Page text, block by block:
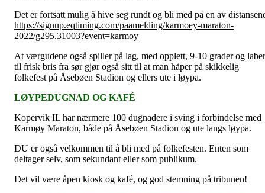
Det er fortsatt mulig å hive seg rundt og bli med på en av
https://signup.eqtiming.com/paamelding/karmoey-maraton-
2022/g295.31003?event=karmoy
At værgudene også spiller på lag, med opplett, 9-10 grader og laber
til frisk bris fra sør gjør også sitt til at man håper på skikkelig
folkefest på Åsebøen Stadion og ellers ute i løypa.
LØYPEDUGNAD OG KAFÉ
Kopervik IL har nærmere 100 dugnadere i sving i forbindelse med
Karmøy Maraton, både på Åsebøen Stadion og ute langs løypa.
DU er også velkommen til å bli med på folkefesten. Enten som
deltager selv, som sekundant eller som publikum.
Det vil være åpen kiosk og kafé, og god stemning på tribunen!